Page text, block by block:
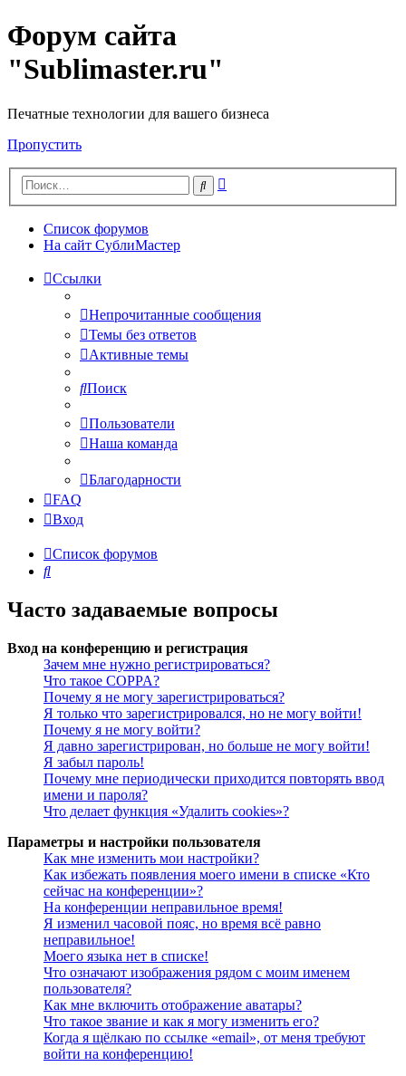
Форум сайта
"Sublimaster.ru"
Печатные технологии для вашего бизнеса
Пропустить
Поиск
Список форумов
На сайт СублиМастер
Ссылки
Непрочитанные сообщения
Темы без ответов
Активные темы
Поиск
Пользователи
Наша команда
Благодарности
FAQ
Вход
Список форумов
Поиск
Часто задаваемые вопросы
Вход на конференцию и регистрация
Зачем мне нужно регистрироваться?
Что такое COPPA?
Почему я не могу зарегистрироваться?
Я только что зарегистрировался, но не могу войти!
Почему я не могу войти?
Я давно зарегистрирован, но больше не могу войти!
Я забыл пароль!
Почему мне периодически приходится повторять ввод
имени и пароля?
Что делает функция «Удалить cookies»?
Параметры и настройки пользователя
Как мне изменить мои настройки?
Как избежать появления моего имени в списке «Кто
сейчас на конференции»?
На конференции неправильное время!
Я изменил часовой пояс, но время всё равно
неправильное!
Моего языка нет в списке!
Что означают изображения рядом с моим именем
пользователя?
Как мне включить отображение аватары?
Что такое звание и как я могу изменить его?
Когда я щёлкаю по ссылке «email», от меня требуют
войти на конференцию!